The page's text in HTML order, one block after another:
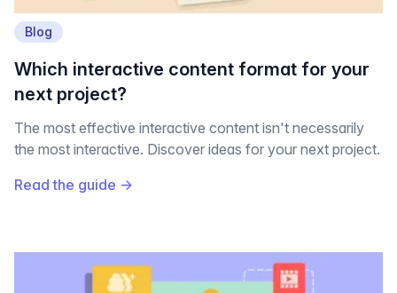
Blog
Which interactive content format for your
next project?
The most effective interactive content isn't necessarily
the most interactive. Discover ideas for your next project.
Read the guide →